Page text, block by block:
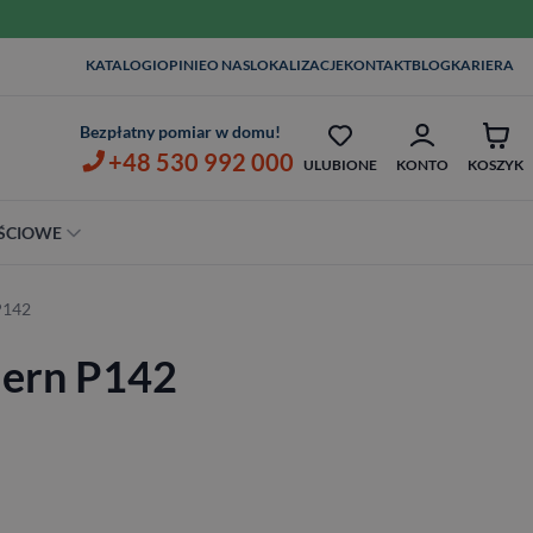
MONTAŻ I KLAMKI OD 1ZŁ OPIEKA SERWISOWA AŻ 7 LAT
KATALOGIOPINIEO NASLOKALIZACJEKONTAKTBLOGKARIERA
Bezpłatny pomiar w domu!
+48 530 992 000 ULUBIONE KONTO KOSZYK
P142